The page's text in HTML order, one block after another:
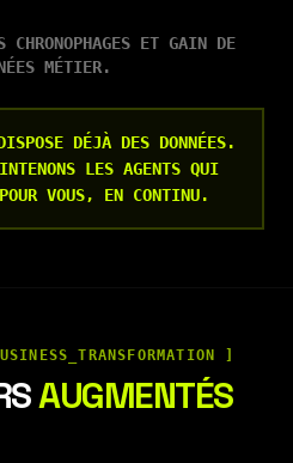
CHRONOPHAGES ET GAIN DE
MÉTIER.
DÉJÀ DES DONNÉES.
LES AGENTS QUI
VOUS, EN CONTINU.
]
AUGMENTÉS